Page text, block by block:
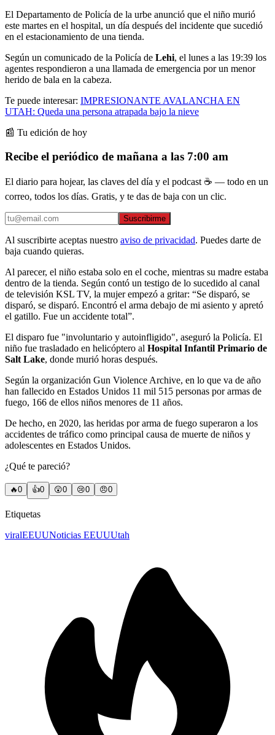
El Departamento de Policía de la urbe anunció que el niño murió
este martes en el hospital, un día después del incidente que sucedió
en el estacionamiento de una tienda.
Según un comunicado de la Policía de Lehi, el lunes a las 19:39 los
agentes respondieron a una llamada de emergencia por un menor
herido de bala en la cabeza.
Te puede interesar: IMPRESIONANTE AVALANCHA EN
UTAH: Queda una persona atrapada bajo la nieve
📰 Tu edición de hoy
Recibe el periódico de mañana a las 7:00 am
El diario para hojear, las claves del día y el podcast ☕ — todo en un
correo, todos los días. Gratis, y te das de baja con un clic.
Suscribirme
Al suscribirte aceptas nuestro aviso de privacidad. Puedes darte de
baja cuando quieras.
Al parecer, el niño estaba solo en el coche, mientras su madre estaba
dentro de la tienda. Según contó un testigo de lo sucedido al canal
de televisión KSL TV, la mujer empezó a gritar: “Se disparó, se
disparó, se disparó. Encontró el arma debajo de mi asiento y apretó
el gatillo. Fue un accidente total”.
El disparo fue "involuntario y autoinfligido", aseguró la Policía. El
niño fue trasladado en helicóptero al Hospital Infantil Primario de
Salt Lake, donde murió horas después.
Según la organización Gun Violence Archive, en lo que va de año
han fallecido en Estados Unidos 11 mil 515 personas por armas de
fuego, 166 de ellos niños menores de 11 años.
De hecho, en 2020, las heridas por arma de fuego superaron a los
accidentes de tráfico como principal causa de muerte de niños y
adolescentes en Estados Unidos.
¿Qué te pareció?
🔥0 👍0 😲0 😢0 😠0
Etiquetas
viralEEUUNoticias EEUUUtah